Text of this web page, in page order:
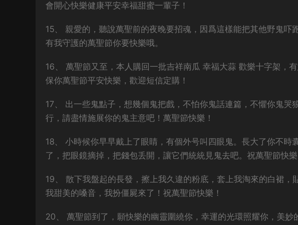
會開心快樂健康平安幸福甜蜜一輩子！
15、 親愛的，聽說萬聖前的夜晚要招魂，因爲這樣能把其他野鬼吓
有我守護的萬聖節你要快樂哦。
16、 萬聖節又至，本人購回一批吉祥南瓜 幸福大蒜 歡樂十字架，
保你萬聖節平安快樂，歡迎短信定購！
17、 出一些鬼點子，想幾個鬼把戲，不怕你鬼話連篇，不懼你鬼
行，請盡情施展你的鬼主意吧！萬聖節快樂！
18、 小時候你早早戴上了眼睛，有個外号叫四眼鬼。長大了你不時
了，把眼鏡摘掉，把錢包丢開，讓它們統統見鬼去吧。祝萬聖節快樂
19、 散下我盤起的長發，擦上我久違的粉底，套上我淘來的白裙
我甜美的嗓音，我扮僵屍來了！祝萬聖節快樂！
20、 萬聖節到了，願快樂的幽靈圍繞你，幸運的光環照耀你，美